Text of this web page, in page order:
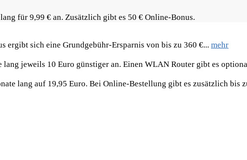
für 9,99 € an. Zusätzlich gibt es 50 € Online-Bonus.
ergibt sich eine Grundgebühr-Ersparnis von bis zu 360 €... mehr
jeweils 10 Euro günstiger an. Einen WLAN Router gibt es
lang auf 19,95 Euro. Bei Online-Bestellung gibt es zusätzlich bis